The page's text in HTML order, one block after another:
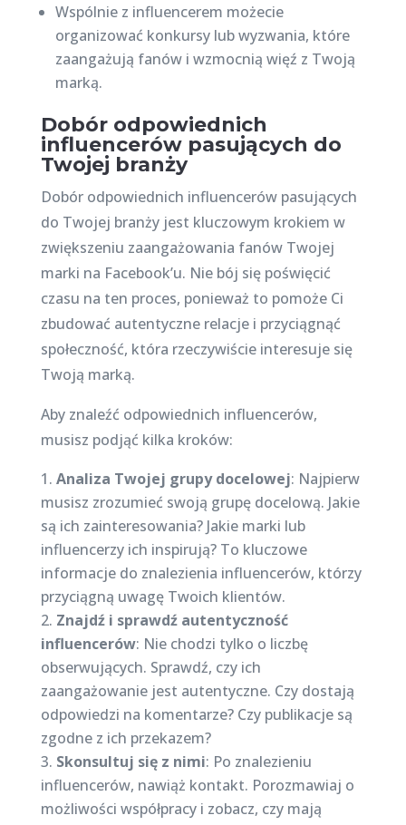
Wspólnie z influencerem możecie
organizować konkursy lub wyzwania, które
zaangażują fanów i wzmocnią więź z Twoją
marką.
Dobór odpowiednich
influencerów pasujących do
Twojej branży
Dobór odpowiednich influencerów pasujących
do Twojej branży jest kluczowym krokiem w
zwiększeniu zaangażowania fanów Twojej
marki na Facebook’u. Nie bój się poświęcić
czasu na ten proces, ponieważ to pomoże Ci
zbudować autentyczne relacje i przyciągnąć
społeczność, która rzeczywiście interesuje się
Twoją marką.
Aby znaleźć odpowiednich influencerów,
musisz podjąć kilka kroków:
Analiza Twojej grupy docelowej: Najpierw
musisz zrozumieć swoją grupę docelową. Jakie
są ich zainteresowania? Jakie marki lub
influencerzy ich inspirują? To kluczowe
informacje do znalezienia influencerów, którzy
przyciągną uwagę Twoich klientów.
Znajdź i sprawdź autentyczność
influencerów: Nie chodzi tylko o liczbę
obserwujących. Sprawdź, czy ich
zaangażowanie jest autentyczne. Czy dostają
odpowiedzi na komentarze? Czy publikacje są
zgodne z ich przekazem?
Skonsultuj się z nimi: Po znalezieniu
influencerów, nawiąż kontakt. Porozmawiaj o
możliwości współpracy i zobacz, czy mają